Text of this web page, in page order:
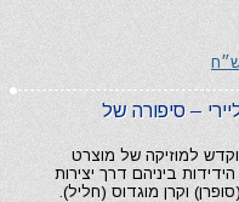
– סיפורה של
למוזיקה של מוצרט
ביניהם דרך יצירות
וקרן מוגדוס (חליל).